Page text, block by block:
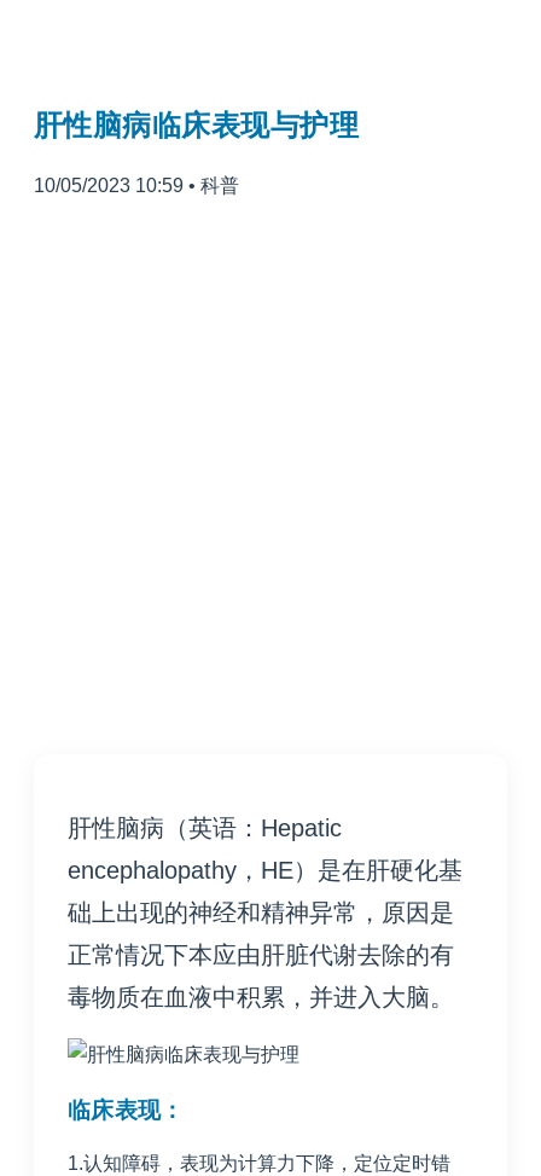
肝性脑病临床表现与护理
10/05/2023 10:59 • 科普
肝性脑病 （英语：Hepatic
encephalopathy，HE） 是在肝硬化基
础上出现的神经和精神异常，原因是
正常情况下本应由肝脏代谢去除的有
毒物质在血液中积累，并进入大脑。
临床表现：
1.认知障碍，表现为计算力下降，定位定时错